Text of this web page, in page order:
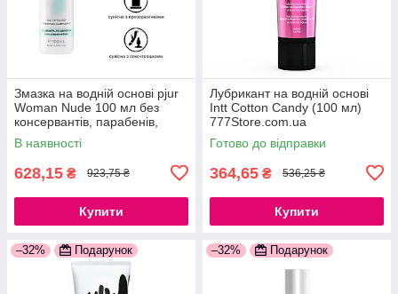
Змазка на водній основі pjur
Woman Nude 100 мл без
консервантів, парабенів,
гліцерину 777Store.com.ua
В наявності
628,15 ₴ 923,75 ₴
Купити
Лубрикант на водній основі
Intt Cotton Candy (100 мл)
777Store.com.ua
Готово до відправки
364,65 ₴ 536,25 ₴
Купити
–32% Подарунок –32% Подарунок